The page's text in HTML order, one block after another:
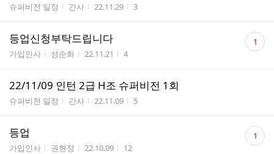
게시판명
슈퍼비전 일정 작성자
간사 작성시간
22.11.29 조회수
3
등업신청부탁드립니다
게시판명
가입인사 작성자
성순화 작성시간
22.11.21 조회수
4
댓
글 1
22/11/09 인턴 2급 H조 슈퍼비전 1회
게시판명
슈퍼비전 일정 작성자
간사 작성시간
22.11.09 조회수
5
등업
게시판명
가입인사 작성자
권현정 작성시간
22.10.09 조회수
12
댓
글 1